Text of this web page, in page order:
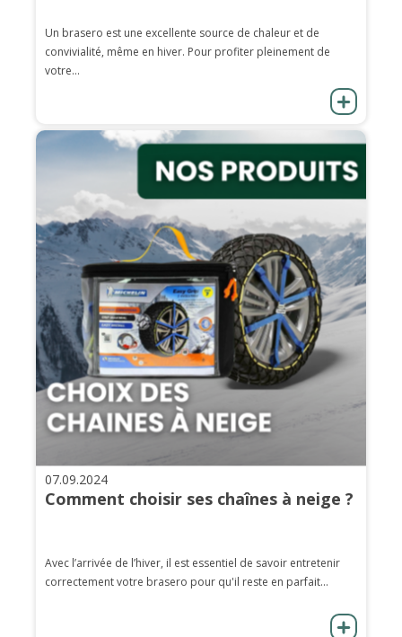
Un brasero est une excellente source de chaleur et de
convivialité, même en hiver. Pour profiter pleinement de
votre...
07.09.2024
Comment choisir ses chaînes à neige ?
Avec l’arrivée de l’hiver, il est essentiel de savoir entretenir
correctement votre brasero pour qu'il reste en parfait...